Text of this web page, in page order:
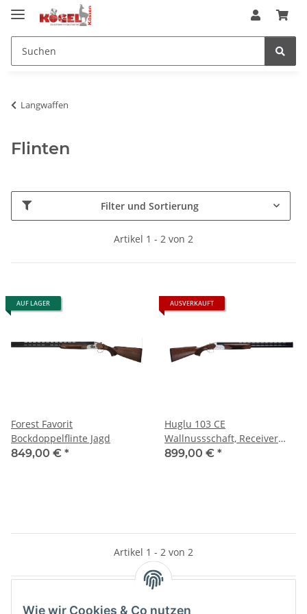
Wie wir Cookies & Co nutzen
Langwaffen
Flinten
Filter und Sortierung
Artikel 1 - 2 von 2
AUF LAGER
Forest Favorit
Bockdoppelflinte Jagd
849,00 € *
AUSVERKAUFT
Huglu 103 CE
Wallnussschaft, Receiver
birds on silber, Kal. 12/76
899,00 € *
Artikel 1 - 2 von 2